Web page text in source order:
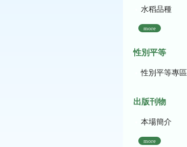
水稻品種
more
性別平等
性別平等專區
出版刊物
本場簡介
more